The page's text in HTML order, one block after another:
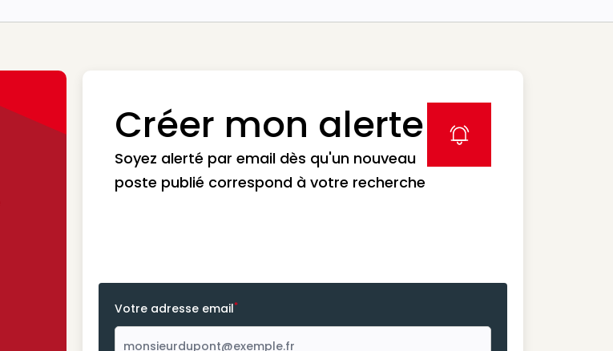
Créer mon alerte
Soyez alerté par email dès qu'un nouveau
poste publié correspond à votre recherche
label icon
Votre adresse email*